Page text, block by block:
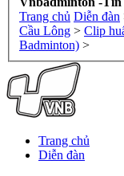
Trang chủ Diễn đàn
Cầu Lông > Clip
Badminton) >
Trang chủ
Diễn đàn